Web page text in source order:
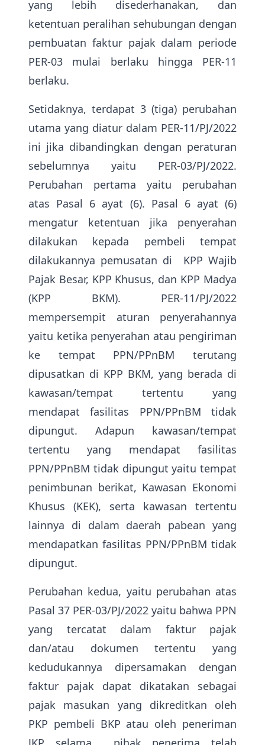
yang lebih disederhanakan, dan
ketentuan peralihan sehubungan dengan
pembuatan faktur pajak dalam periode
PER-03 mulai berlaku hingga PER-11
berlaku.
Setidaknya, terdapat 3 (tiga) perubahan
utama yang diatur dalam PER-11/PJ/2022
ini jika dibandingkan dengan peraturan
sebelumnya yaitu PER-03/PJ/2022.
Perubahan pertama yaitu perubahan
atas Pasal 6 ayat (6). Pasal 6 ayat (6)
mengatur ketentuan jika penyerahan
dilakukan kepada pembeli tempat
dilakukannya pemusatan di KPP Wajib
Pajak Besar, KPP Khusus, dan KPP Madya
(KPP BKM). PER-11/PJ/2022
mempersempit aturan penyerahannya
yaitu ketika penyerahan atau pengiriman
ke tempat PPN/PPnBM terutang
dipusatkan di KPP BKM, yang berada di
kawasan/tempat tertentu yang
mendapat fasilitas PPN/PPnBM tidak
dipungut. Adapun kawasan/tempat
tertentu yang mendapat fasilitas
PPN/PPnBM tidak dipungut yaitu tempat
penimbunan berikat, Kawasan Ekonomi
Khusus (KEK), serta kawasan tertentu
lainnya di dalam daerah pabean yang
mendapatkan fasilitas PPN/PPnBM tidak
dipungut.
Perubahan kedua, yaitu perubahan atas
Pasal 37 PER-03/PJ/2022 yaitu bahwa PPN
yang tercatat dalam faktur pajak
dan/atau dokumen tertentu yang
kedudukannya dipersamakan dengan
faktur pajak dapat dikatakan sebagai
pajak masukan yang dikreditkan oleh
PKP pembeli BKP atau oleh peneriman